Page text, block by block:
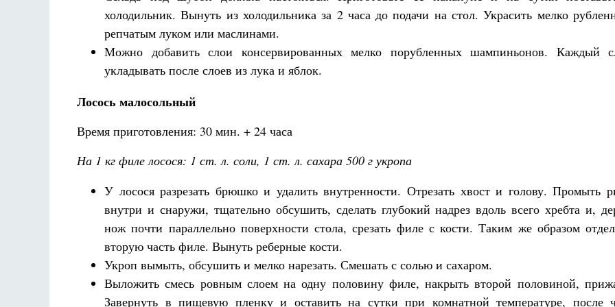
холодильник. Вынуть из холодильника за 2 часа до подачи на стол. Украсить мелко
репчатым луком или маслинами.
Можно добавить слои консервированных мелко порубленных шампиньонов. Каждый
укладывать после слоев из лука и яблок.
Лосось малосольный
Время приготовления: 30 мин. + 24 часа
На 1 кг филе лосося: 1 ст. л. соли, 1 ст. л. сахара 500 г укропа
У лосося разрезать брюшко и удалить внутренности. Отрезать хвост и голову. Промыть
внутри и снаружи, тщательно обсушить, сделать глубокий надрез вдоль всего хребта и,
нож почти параллельно поверхности стола, срезать филе с кости. Таким же образом
вторую часть филе. Вынуть реберные кости.
Укроп вымыть, обсушить и мелко нарезать. Смешать с солью и сахаром.
Выложить смесь ровным слоем на одну половину филе, накрыть второй половиной,
Завернуть в пищевую пленку и оставить на сутки при комнатной температуре, после